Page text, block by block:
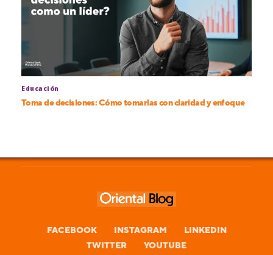
Educación
Toma de decisiones: Cómo tomarlas con claridad y enfoque
FACEBOOK INSTAGRAM
LINKEDIN
TWITTER
YOUTUBE